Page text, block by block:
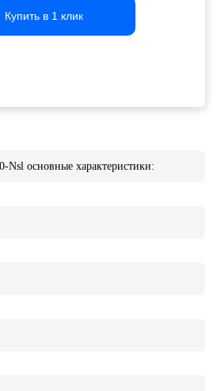
Купить в 1 клик
Купить в 1 клик
Купить в 1 клик
Nsl основные характеристики: